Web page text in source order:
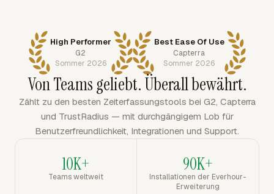
High Performer
G2
Sommer 2026
Best Ease Of Use
Capterra
Sommer 2026
Von Teams geliebt. Überall bewährt.
Zählt zu den besten Zeiterfassungstools bei G2, Capterra
und TrustRadius — mit durchgängigem Lob für
Benutzerfreundlichkeit, Integrationen und Support.
10K+
Teams weltweit
90K+
Installationen der Everhour-
Erweiterung